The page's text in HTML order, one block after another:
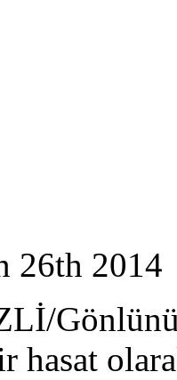
26th 2014
hasat